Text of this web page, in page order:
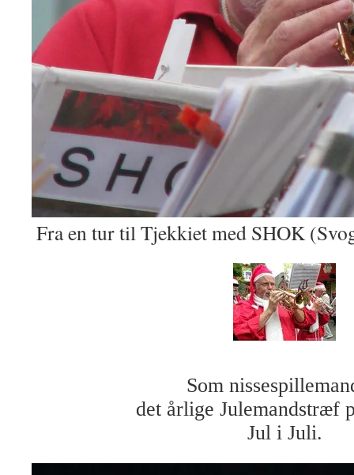
Fra en tur til Tjekkiet med SHOK
Som
det årlige Julemandstræf
Jul i Juli.